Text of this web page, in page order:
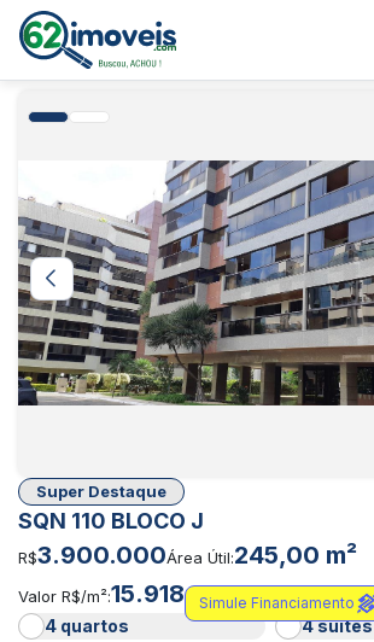
SQN 110 BLOCO J
Super Destaque
R$3.900.000Área Útil:245,00 m²
Valor R$/m²:15.918 Simule Financiamento
4 quartos
4 suítes